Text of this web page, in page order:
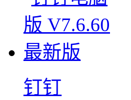
钉钉